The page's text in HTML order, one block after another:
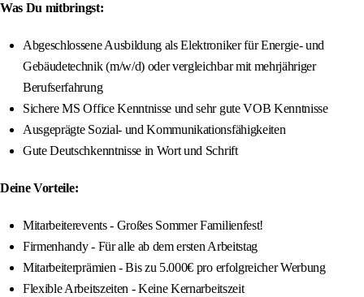
Was Du mitbringst:
Abgeschlossene Ausbildung als Elektroniker für Energie- und
Gebäudetechnik (m/w/d) oder vergleichbar mit mehrjähriger
Berufserfahrung
Sichere MS Office Kenntnisse und sehr gute VOB Kenntnisse
Ausgeprägte Sozial- und Kommunikationsfähigkeiten
Gute Deutschkenntnisse in Wort und Schrift
Deine Vorteile:
Mitarbeiterevents - Großes Sommer Familienfest!
Firmenhandy - Für alle ab dem ersten Arbeitstag
Mitarbeiterprämien - Bis zu 5.000€ pro erfolgreicher Werbung
Flexible Arbeitszeiten - Keine Kernarbeitszeit